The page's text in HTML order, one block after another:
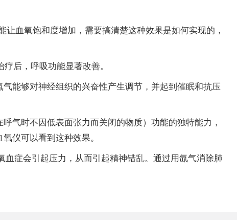
血氧饱和度增加，需要搞清楚这种效果是如何实现的，
后，呼吸功能显著改善。
能够对神经组织的兴奋性产生调节，并起到催眠和抗压
气时不因低表面张力而关闭的物质）功能的独特能力，
仪可以看到这种效果。
症会引起压力，从而引起精神错乱。通过用氙气消除肺